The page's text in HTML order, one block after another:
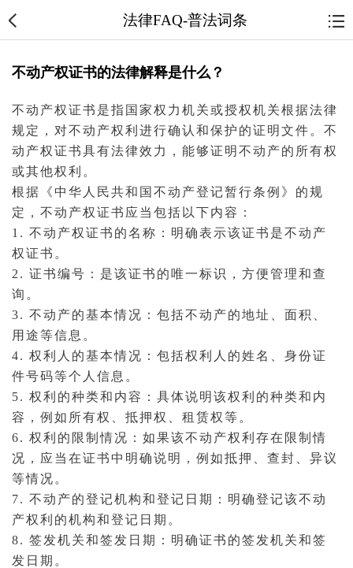
法律FAQ-普法词条
不动产权证书的法律解释是什么？
不动产权证书是指国家权力机关或授权机关根据法律
规定，对不动产权利进行确认和保护的证明文件。不
动产权证书具有法律效力 ，能够证明不动产的 所有权
或其他权利。
根据《中华人民共和国不动产登记暂行条例》的规
定，不动产权证书应当包括以下内容：
1. 不动产权证书的名称：明确表示该证书是不动产
权证书。
2. 证书编号：是该证书的唯一标识，方便管理和查
询。
3. 不动产的基本情况：包括不动产的地址、面积、
用途等信息。
4. 权利人的基本情况：包括权利人的姓名、身份证
件号码等个人信息。
5. 权利的种类和内容：具体说明该权利的种类和内
容，例如所有权、抵押权、租赁权等。
6. 权利的限制情况：如果该不动产权利存在限制情
况，应当在证书中明确说明，例如抵押、查封
、异议
等情况。
7. 不动产的登记机构和登记日期：明确登记该不动
产权利的机构和登记日期。
8. 签发机关和签发日期：明确证书的签发机关和签
发日期。